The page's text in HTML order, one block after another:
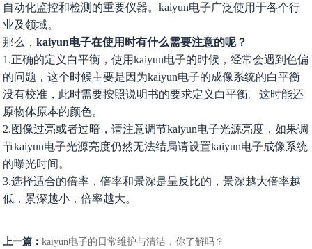
自动化监控和检测的重要仪器。kaiyun电子广泛使用于各个行
业及领域。
那么，kaiyun电子在使用时有什么需要注意的呢？
1.正确的定义白平衡，使用kaiyun电子的时候，经常会遇到色偏
的问题，这个时候主要是因为kaiyun电子的成像系统的白平衡
没有校准，此时需要按照说明书的要求定义白平衡。这时能还
原物体原本的颜色。
2.图像过亮或者过暗，请注意调节kaiyun电子光源亮度，如果调
节kaiyun电子光源亮度仍然无法结局请设置kaiyun电子成像系统
的曝光时间。
3.选择适合的倍率，倍率和景深是呈反比的，景深越大倍率越
低，景深越小，倍率越大。
上一篇：kaiyun电子的日常维护与清洁，你了解吗？